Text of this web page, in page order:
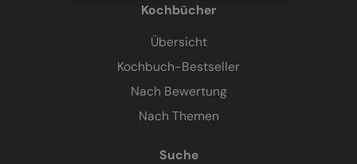
Kochbücher
Übersicht
Kochbuch-Bestseller
Nach Bewertung
Nach Themen
Suche